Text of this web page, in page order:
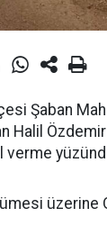
Şaban
Halil
verme
üzerine